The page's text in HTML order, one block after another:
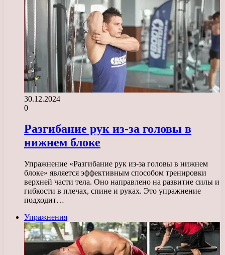
30.12.2024
0
Разгибание рук из-за головы в
нижнем блоке
Упражнение «Разгибание рук из-за головы в нижнем
блоке» является эффективным способом тренировки
верхней части тела. Оно направлено на развитие силы и
гибкости в плечах, спине и руках. Это упражнение
подходит…
Упражнения